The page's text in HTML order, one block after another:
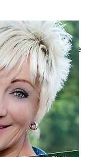
Inhalte oder
werden. Diese
z.B. um die
Angebote zu